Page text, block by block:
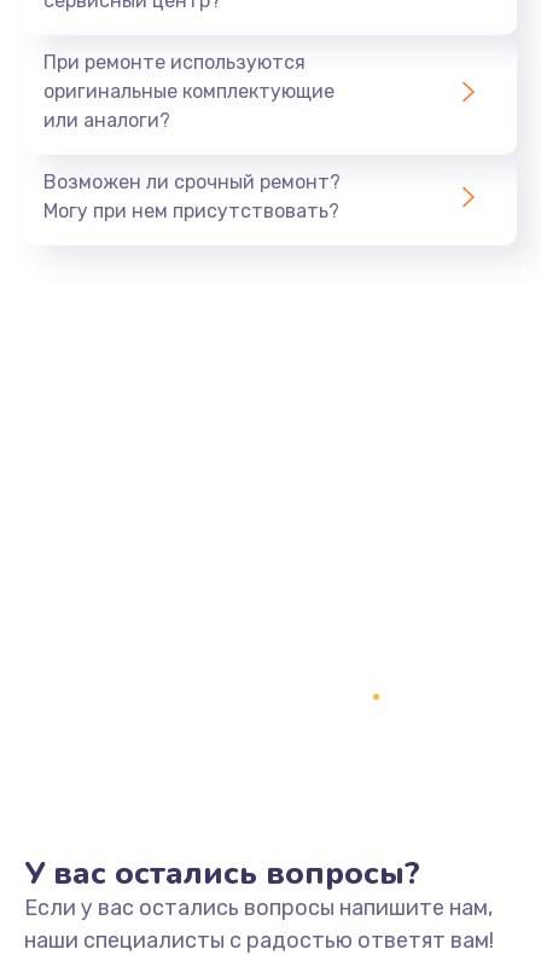
1530 руб.
Замена шлейфа матрицы
Замена процессора
1800 руб.
При ремонте используются
оригинальные комплектующие
или аналоги?
Возможен ли срочный ремонт?
Могу при нем присутствовать?
У вас остались вопросы?
Если у вас остались вопросы напишите нам,
наши специалисты с радостью ответят вам!